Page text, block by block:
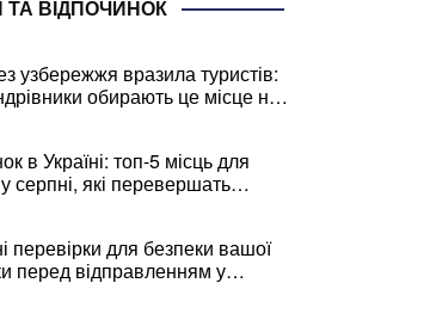
ТА ВІДПОЧИНОК
узбережжя вразила туристів:
обирають це місце на
в Україні: топ-5 місць для
у серпні, які перевершать
враження
перевірки для безпеки вашої
перед відправленням у